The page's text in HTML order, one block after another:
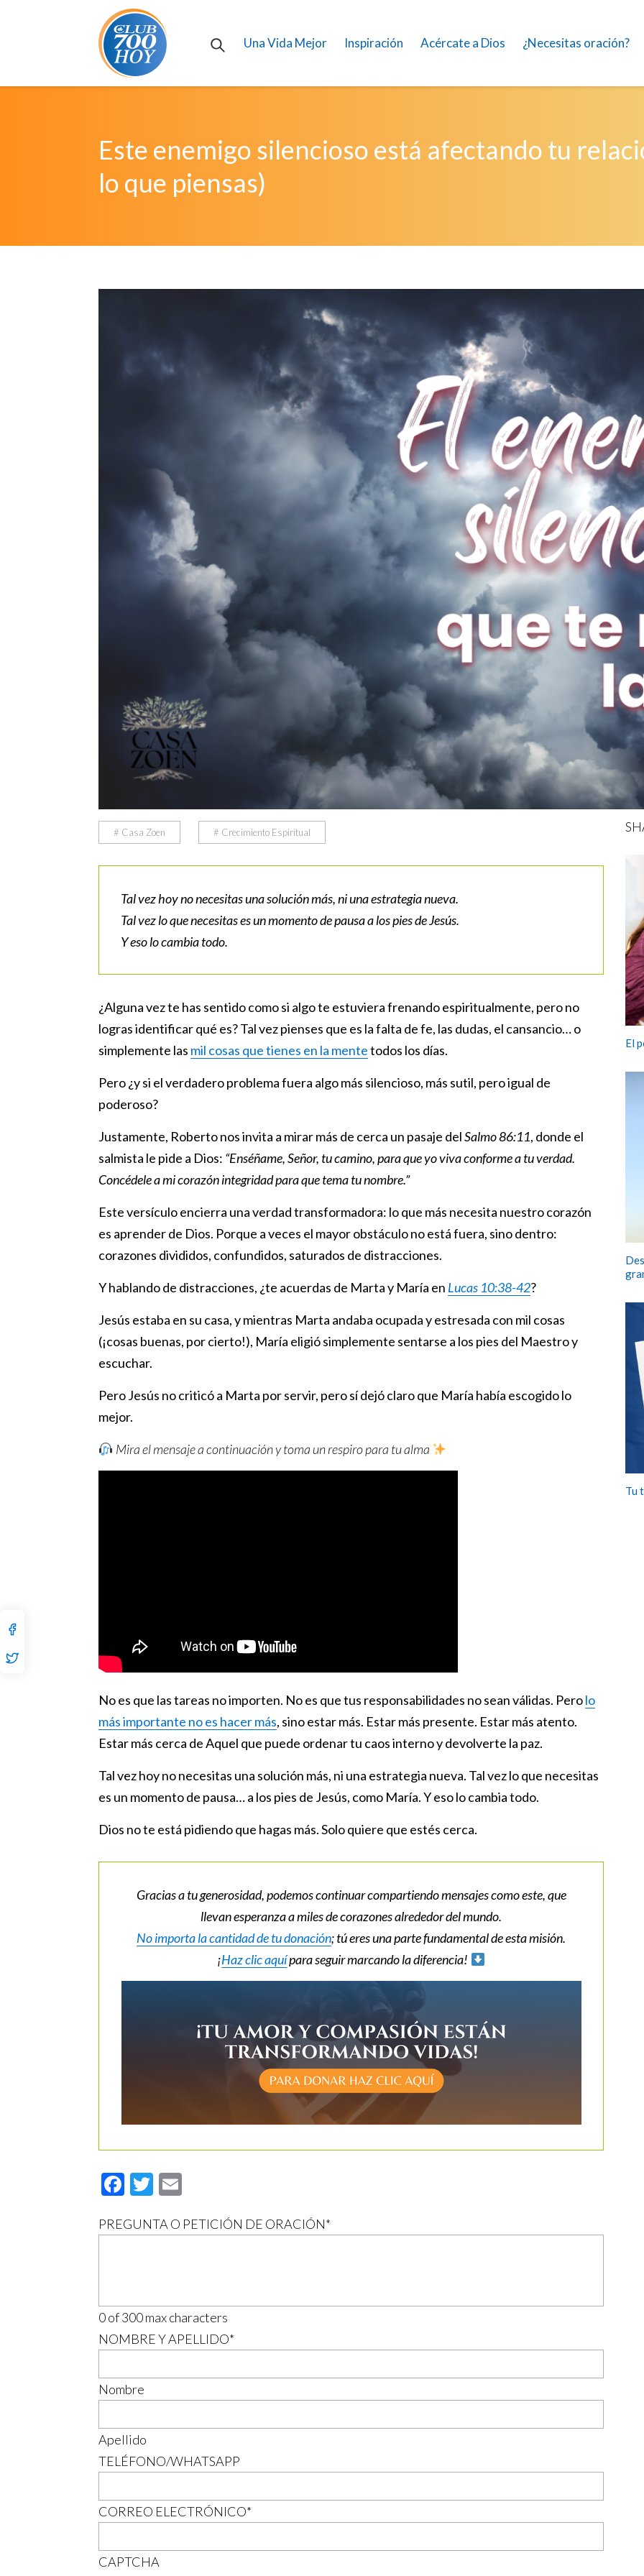
Una Vida Mejor Inspiración Acércate a Dios ¿Necesitas oración?
Este enemigo silencioso está afectando tu
lo que piensas)
# Casa Zoen # Crecimiento Espiritual
Tal vez hoy no necesitas una solución más, ni una estrategia nueva.
Tal vez lo que necesitas es un momento de pausa a los pies de Jesús.
Y eso lo cambia todo.
¿Alguna vez te has sentido como si algo te estuviera frenando espiritualmente, pero no
logras identificar qué es? Tal vez pienses que es la falta de fe, las dudas, el cansancio… o
simplemente las mil cosas que tienes en la mentetodos los días.
Pero ¿y si el verdadero problema fuera algo más silencioso, más sutil, pero igual de
poderoso?
Justamente, Roberto nos invita a mirar más de cerca un pasaje delSalmo 86:11, donde el
salmista le pide a Dios: “Enséñame, Señor, tu camino, para que yo viva conforme a tu verdad.
Concédele a mi corazón integridad para que tema tu nombre.”
Este versículo encierra una verdad transformadora: lo que más necesita nuestro corazón
es aprender de Dios. Porque a veces el mayor obstáculo no está fuera, sino dentro:
corazones divididos, confundidos, saturados de distracciones.
Y hablando de distracciones, ¿te acuerdas de Marta y María en Lucas 10:38-42?
Jesús estaba en su casa, y mientras Marta andaba ocupada y estresada con mil cosas
(¡cosas buenas, por cierto!), María eligió simplemente sentarse a los pies del Maestro y
escuchar.
Pero Jesús no criticó a Marta por servir, pero sí dejó claro que María había escogido lo
mejor.
Mira el mensaje a continuación y toma un respiro para tu alma
No es que las tareas no importen. No es que tus responsabilidades no sean válidas. Perolo
más importante no es hacer más, sino estar más. Estar más presente. Estar más atento.
Estar más cerca de Aquel que puede ordenar tu caos interno y devolverte la paz.
Tal vez hoy no necesitas una solución más, ni una estrategia nueva. Tal vez lo que necesitas
es un momento de pausa… a los pies de Jesús, como María. Y eso lo cambia todo.
Dios no te está pidiendo que hagas más. Solo quiere que estés cerca.
Gracias a tu generosidad, podemos continuar compartiendo mensajes como este, que
llevan esperanza a miles de corazones alrededor del mundo.
No importa la cantidad de tu donación; tú eres una parte fundamental de esta misión.
¡Haz clic aquípara seguir marcando la diferencia!
Facebook
Twitter
PREGUNTA O PETICIÓN DE ORACIÓN*
0 of 300 max characters
NOMBRE Y APELLIDO*
Nombre
Apellido
TELÉFONO/WHATSAPP
CORREO ELECTRÓNICO*
CAPTCHA
El
Tu